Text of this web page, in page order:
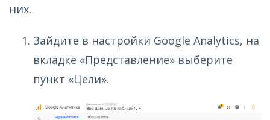
них.
Зайдите в настройки Google Analytics, на
вкладке «Представление» выберите
пункт «Цели».